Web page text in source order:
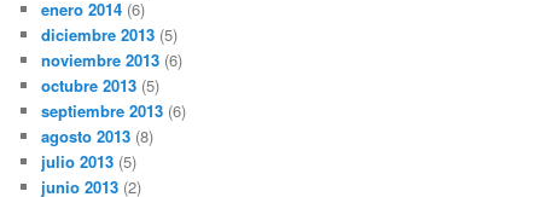
enero 2014 (6)
diciembre 2013 (5)
noviembre 2013 (6)
octubre 2013 (5)
septiembre 2013 (6)
agosto 2013 (8)
julio 2013 (5)
junio 2013 (2)